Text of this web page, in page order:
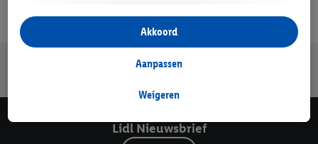
Lidl Nieuwsbrief
Jouw voordelen bij ons als Lidl webshop klant
Lidl Nieuwsbrief
opslaan van voorkeursinstellingen, het verzamelen en
analyseren van statistieken of voor het tonen van
gepersonaliseerde reclame binnen en buiten de Lidl-diensten.
gegevens over jouw aankoopgedrag in de winkel ook voor de
Als je hier toestemming geeft aan ons voor het personaliseren
Weigeren
Aanpassen
Akkoord